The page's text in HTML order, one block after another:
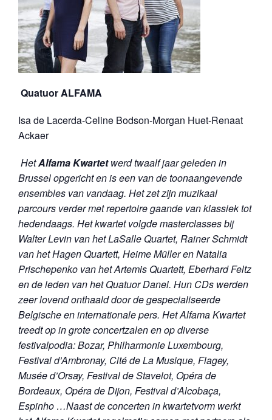
Quatuor ALFAMA
Isa de Lacerda-Celine Bodson-Morgan Huet-Renaat
Ackaer
HetAlfama Kwartetwerd twaalf jaar geleden in
Brussel opgericht en is een van de toonaangevende
ensembles van vandaag. Het zet zijn muzikaal
parcours verder met repertoire gaande van klassiek tot
hedendaags. Het kwartet volgde masterclasses bij
Walter Levin van het LaSalle Quartet, Rainer Schmidt
van het Hagen Quartett, Heime Müller en Natalia
Prischepenko van het Artemis Quartett, Eberhard Feltz
en de leden van het Quatuor Danel. Hun CDs werden
zeer lovend onthaald door de gespecialiseerde
Belgische en internationale pers. Het Alfama Kwartet
treedt op in grote concertzalen en op diverse
festivalpodia: Bozar, Philharmonie Luxembourg,
Festival d’Ambronay, Cité de La Musique, Flagey,
Musée d’Orsay, Festival de Stavelot, Opéra de
Bordeaux, Opéra de Dijon, Festival d’Alcobaça,
Espinho …Naast de concerten in kwartetvorm werkt